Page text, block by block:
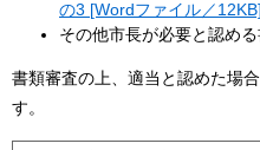
の3 [Wordファイル／12KB]
その他市長が必要と認め
書類審査の上、適当と認めた場
す。